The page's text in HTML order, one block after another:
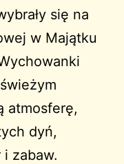
się na
w Majątku
atmosferę,
dyń,
zabaw.